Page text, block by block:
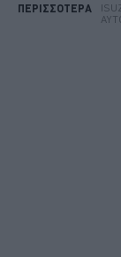
ΠΕΡΙΣΣΟΤΕΡΑ